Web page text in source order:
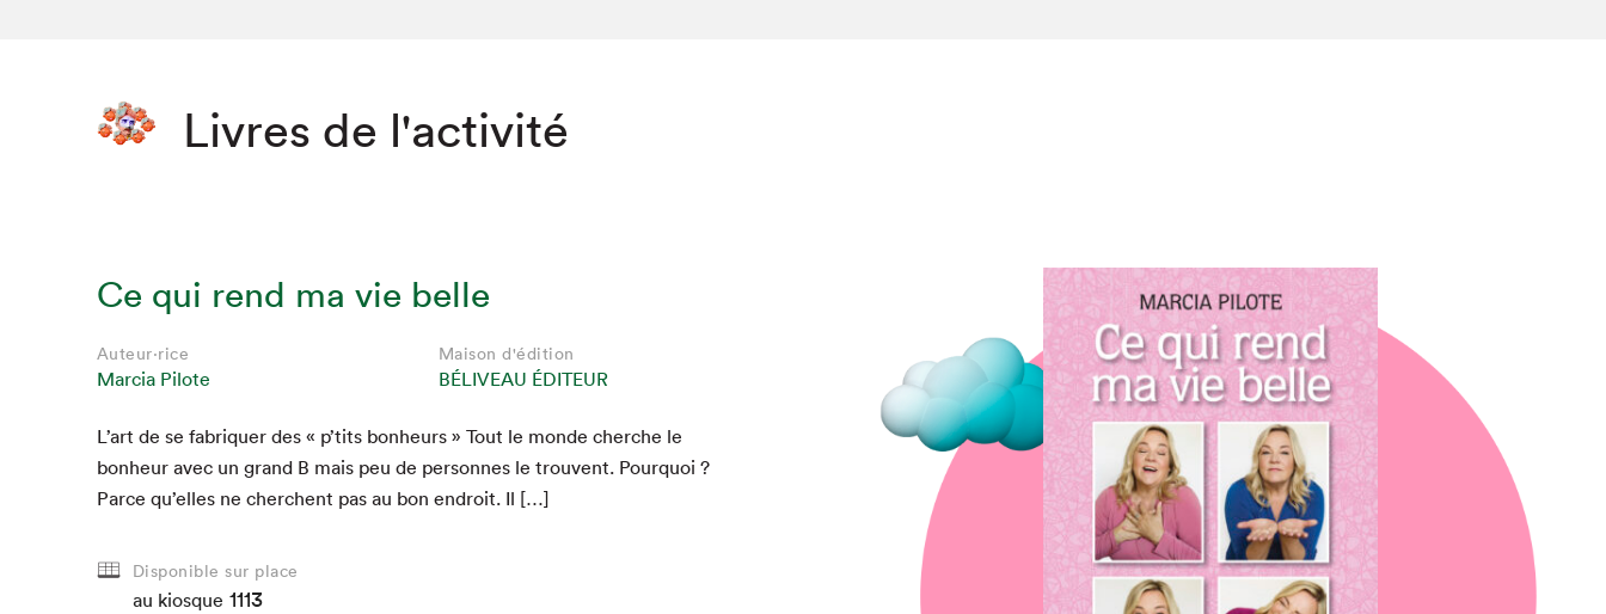
Livres de l'activité
Ce qui rend ma vie belle
Auteur·rice
Marcia Pilote
Maison d'édition
BÉLIVEAU ÉDITEUR
L’art de se fab­ri­quer des « p’tits bon­heurs » Tout le monde cherche le
bon­heur avec un grand B mais peu de per­son­nes le trou­vent. Pourquoi ?
Parce qu’elles ne cherchent pas au bon endroit. Il […]
Disponible sur place
au kiosque 1113